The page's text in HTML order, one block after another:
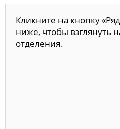
Кликните на кнопку
ниже, чтобы взглянуть
отделения.